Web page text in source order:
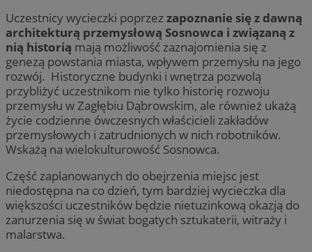
Uczestnicy wycieczki poprzezzapoznanie się z dawną
architekturą przemysłową Sosnowca i związaną z
nią historią mają możliwość zaznajomienia się z
genezą powstania miasta, wpływem przemysłu na jego
rozwój. Historyczne budynki i wnętrza pozwolą
przybliżyć uczestnikom nie tylko historię rozwoju
przemysłu w Zagłębiu Dąbrowskim, ale również ukażą
życie codzienne ówczesnych właścicieli zakładów
przemysłowych i zatrudnionych w nich robotników.
Wskażą na wielokulturowość Sosnowca.
Część zaplanowanych do obejrzenia miejsc jest
niedostępna na co dzień, tym bardziej wycieczka dla
większości uczestników będzie nietuzinkową okazją do
zanurzenia się w świat bogatych sztukaterii, witraży i
malarstwa.